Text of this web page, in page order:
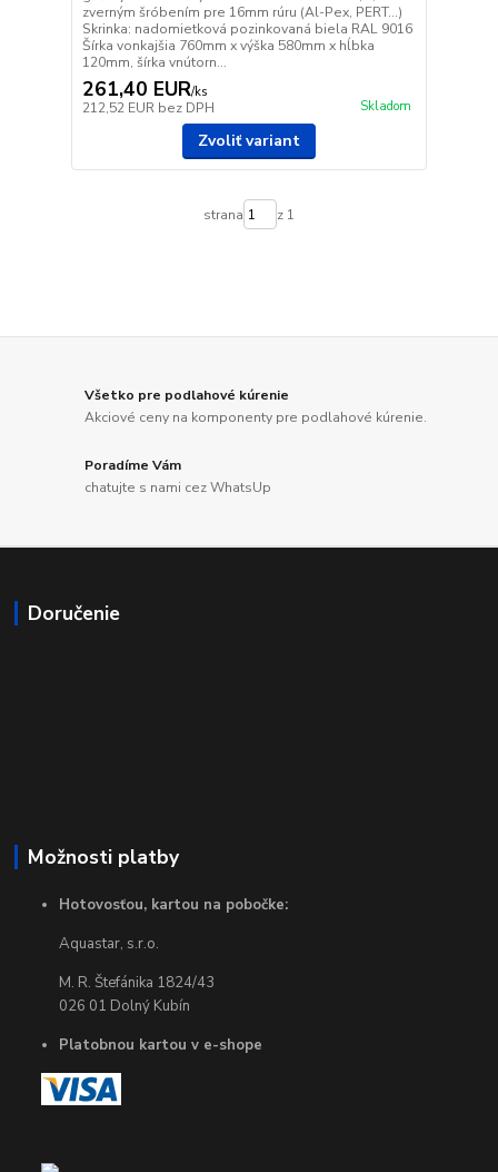
zverným šróbením pre 16mm rúru (Al-Pex, PERT...)
Skrinka: nadomietková pozinkovaná biela RAL 9016
Šírka vonkajšia 760mm x výška 580mm x hĺbka
120mm, šírka vnútorn...
261,40 EUR/ks
212,52 EUR bez DPH Skladom
Zvoliť variant
strana z 1
Všetko pre podlahové kúrenie
Akciové ceny na komponenty pre podlahové kúrenie.
Poradíme Vám
chatujte s nami cez WhatsUp
Doručenie
Možnosti platby
Hotovosťou, kartou na pobočke:
Aquastar, s.r.o.
M. R. Štefánika 1824/43
026 01 Dolný Kubín
Platobnou kartou v e-shope